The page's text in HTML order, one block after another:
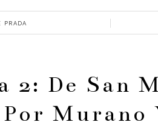
PRADA
2: De San
Por Murano